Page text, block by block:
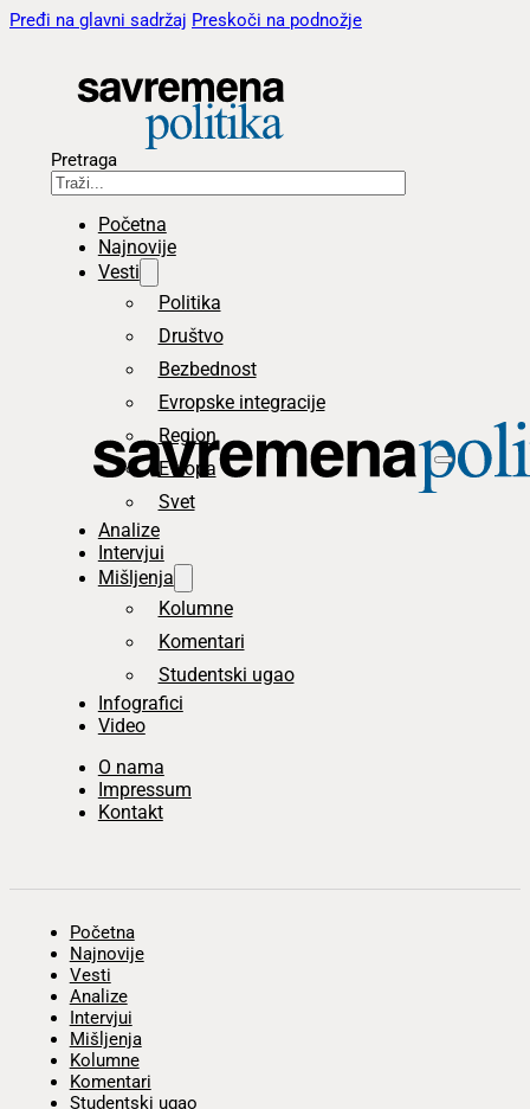
Pređi na glavni sadržaj Preskoči na podnožje
Pretraga
Početna
Najnovije
Vesti
Politika
Društvo
Bezbednost
Evropske integracije
Region
Evropa
Svet
Analize
Intervjui
Mišljenja
Kolumne
Komentari
Studentski ugao
Infografici
Video
O nama
Impressum
Kontakt
Početna
Najnovije
Vesti
Analize
Intervjui
Mišljenja
Kolumne
Komentari
Studentski ugao